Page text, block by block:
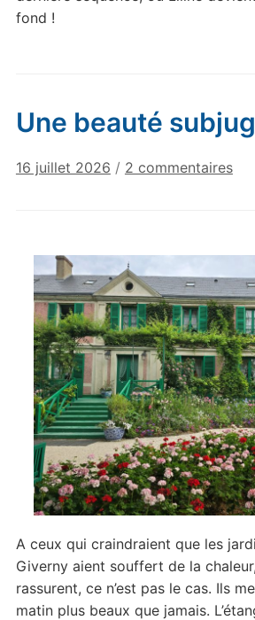
fond !
Une beauté
16 juillet 2026 / 2 commentairessur
A ceux qui craindraient que les
Giverny aient souffert de la
rassurent, ce n’est pas le cas. Ils
matin plus beaux que jamais.